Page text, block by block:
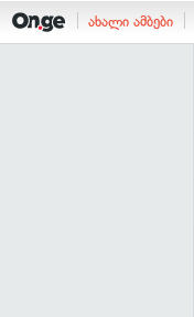
ახალი ამბები